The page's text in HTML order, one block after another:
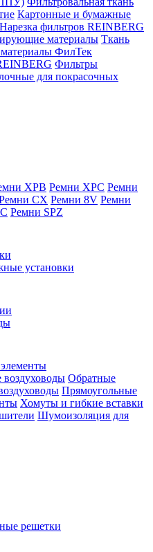
Картонные и бумажные
Нарезка фильтров REINBERG
материалы Ткань
ФилТек
Фильтры
для покрасочных
XPB Ремни XPC Ремни
CX Ремни 8V Ремни
Ремни SPZ
установки
воздуховоды Обратные
Прямоугольные
Хомуты и гибкие вставки
Шумоизоляция для
решетки